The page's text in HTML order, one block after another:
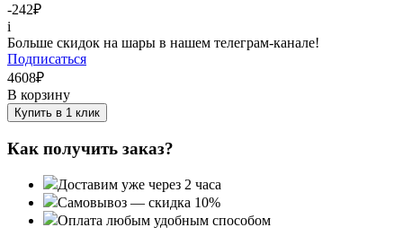
-242₽
i
Больше скидок на шары в нашем телеграм-канале!
Подписаться
4608₽
В корзину
Купить в 1 клик
Как получить заказ?
Доставим уже через 2 часа
Самовывоз — скидка 10%
Оплата любым удобным способом